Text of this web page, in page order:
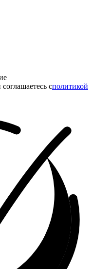
cполитикой